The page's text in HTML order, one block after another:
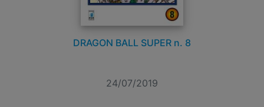
DRAGON BALL SUPER n. 8
24/07/2019